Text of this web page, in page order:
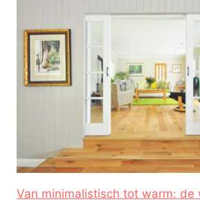
Van minimalistisch tot warm: de